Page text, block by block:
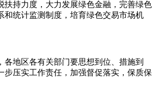
扶持力度，大力发展绿色金融，完善绿色
和统计监测制度，培育绿色交易市场机
，各地区各有关部门要思想到位、措施到
步压实工作责任，加强督促落实，保质保